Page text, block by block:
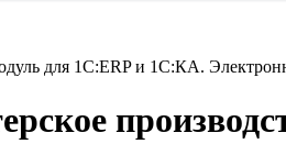
для 1С:ERP и 1С:КА.